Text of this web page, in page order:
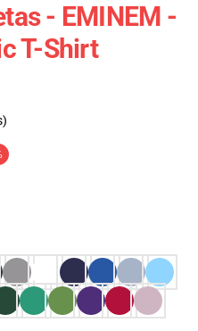
- EMINEM -
T-Shirt